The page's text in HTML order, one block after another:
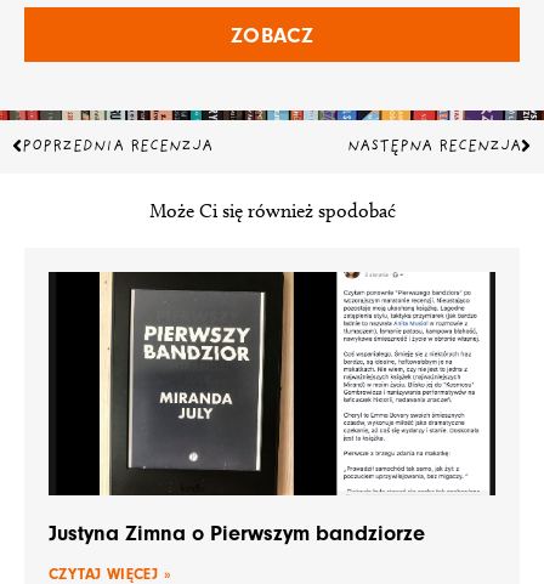
ZOBACZ
Prev
POPRZEDNIA RECENZJA NASTĘPNA RECENZJA
Może Ci się również spodobać
Justyna Zimna o Pierwszym bandziorze
CZYTAJ WIĘCEJ »